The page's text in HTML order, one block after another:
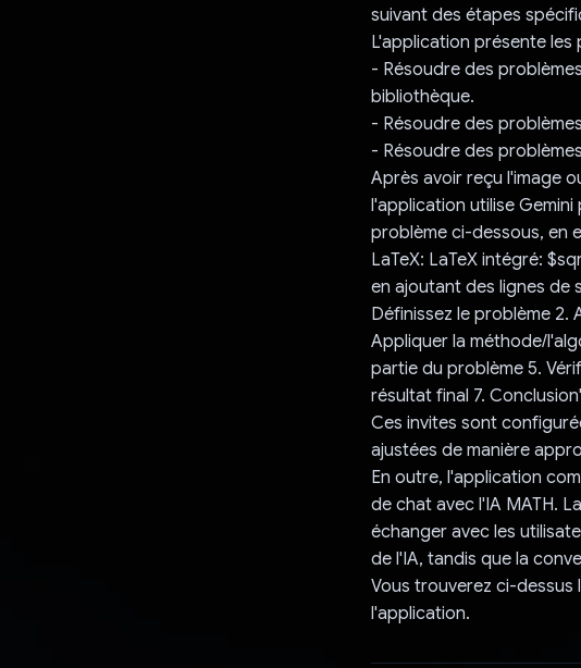
suivant des étapes
L'application présente
- Résoudre des
bibliothèque.
- Résoudre des
- Résoudre des
Après avoir reçu l'image
l'application utilise
problème ci-dessous, en
LaTeX: LaTeX intégré:
en ajoutant des lignes de
Définissez le problème 2.
Appliquer la méthode/
partie du problème 5.
résultat final 7.
Ces invites sont
ajustées de manière
En outre, l'application
de chat avec l'IA MATH.
échanger avec les
de l'IA, tandis que la
Vous trouverez ci-dessus
l'application.